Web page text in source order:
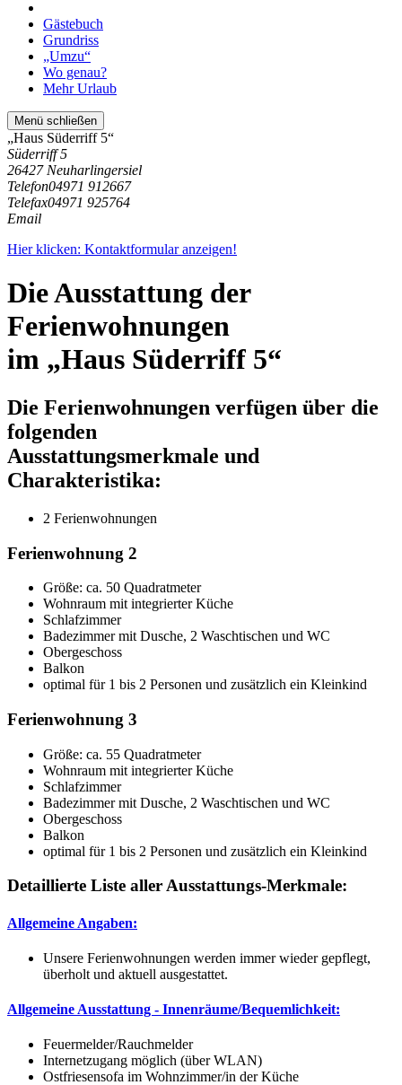
Gästebuch
Grundriss
„Umzu“
Wo genau?
Mehr Urlaub
Menü schließen
„Haus Süderriff 5“
Süderriff 5
26427 Neuharlingersiel
Telefon04971 912667
Telefax04971 925764
Email
Hier klicken: Kontaktformular anzeigen!
Die Ausstattung der
Ferienwohnungen
im „Haus Süderriff 5“
Die Ferienwohnungen verfügen über die
folgenden
Ausstattungsmerkmale und
Charakteristika:
2 Ferienwohnungen
Ferienwohnung 2
Größe: ca. 50 Quadratmeter
Wohnraum mit integrierter Küche
Schlafzimmer
Badezimmer mit Dusche, 2 Waschtischen und WC
Obergeschoss
Balkon
optimal für 1 bis 2 Personen und zusätzlich ein Kleinkind
Ferienwohnung 3
Größe: ca. 55 Quadratmeter
Wohnraum mit integrierter Küche
Schlafzimmer
Badezimmer mit Dusche, 2 Waschtischen und WC
Obergeschoss
Balkon
optimal für 1 bis 2 Personen und zusätzlich ein Kleinkind
Detaillierte Liste aller Ausstattungs-Merkmale:
Allgemeine Angaben:
Unsere Ferienwohnungen werden immer wieder gepflegt,
überholt und aktuell ausgestattet.
Allgemeine Ausstattung - Innenräume/Bequemlichkeit:
Feuermelder/Rauchmelder
Internetzugang möglich (über WLAN)
Ostfriesensofa im Wohnzimmer/in der Küche